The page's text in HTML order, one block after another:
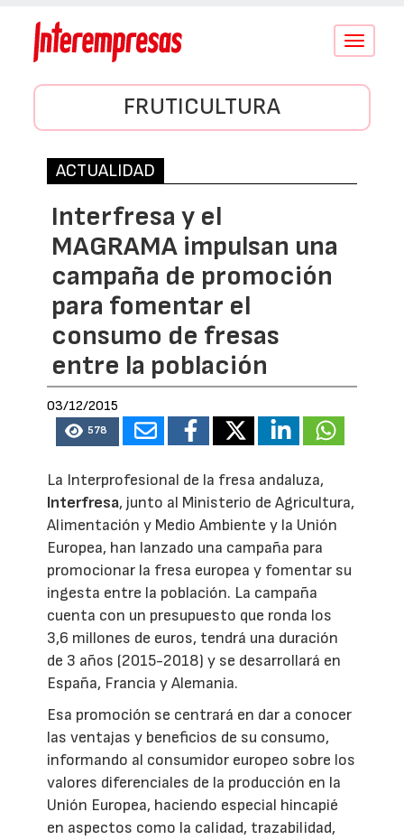
Conmutar
FRUTICULTURA
ACTUALIDAD
Interfresa y el
MAGRAMA impulsan una
campaña de promoción
para fomentar el
consumo de fresas
entre la población
03/12/2015
578
La Interprofesional de la fresa andaluza,
Interfresa, junto al Ministerio de Agricultura,
Alimentación y Medio Ambiente y la Unión
Europea, han lanzado una campaña para
promocionar la fresa europea y fomentar su
ingesta entre la población. La campaña
cuenta con un presupuesto que ronda los
3,6 millones de euros, tendrá una duración
de 3 años (2015-2018) y se desarrollará en
España, Francia y Alemania.
Esa promoción se centrará en dar a conocer
las ventajas y beneficios de su consumo,
informando al consumidor europeo sobre los
valores diferenciales de la producción en la
Unión Europea, haciendo especial hincapié
en aspectos como la calidad, trazabilidad,